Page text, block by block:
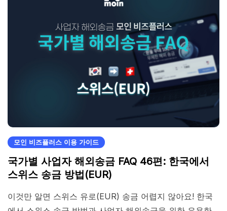
모인 비즈플러스 이용 가이드
국가별 사업자 해외송금 FAQ 46편: 한국에서
스위스 송금 방법(EUR)
이것만 알면 스위스 유로(EUR) 송금 어렵지 않아요! 한국